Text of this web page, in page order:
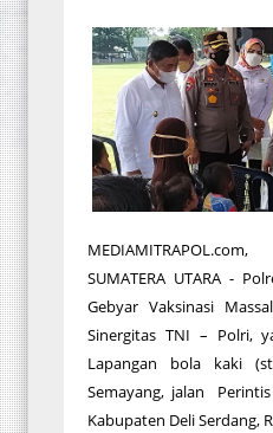
SUMATERA UTARA -
Gebyar Vaksinasi
Sinergitas TNI – Polri,
Lapangan bola kaki
Semayang, jalan
Kabupaten Deli Serdang,